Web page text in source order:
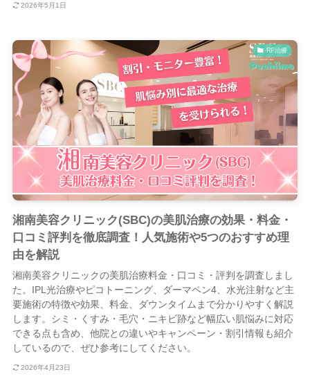
2026年5月1日
RF治療
湘南美容クリニック(SBC)の美肌治療の効果・料金・
口コミ評判を徹底調査！人気施術や5つのおすすめ理
由を解説
湘南美容クリニックの美肌治療料金・口コミ・評判を調査しまし
た。IPL光治療やピコトーニング、ダーマペン4、水光注射など主
要施術の特徴や効果、料金、ダウンタイムまで分かりやすく解説
します。シミ・くすみ・毛穴・ニキビ跡など幅広い肌悩みに対応
できる点も含め、他院との違いやキャンペーン・割引情報も紹介
しているので、ぜひ参考にしてください。
2026年4月23日